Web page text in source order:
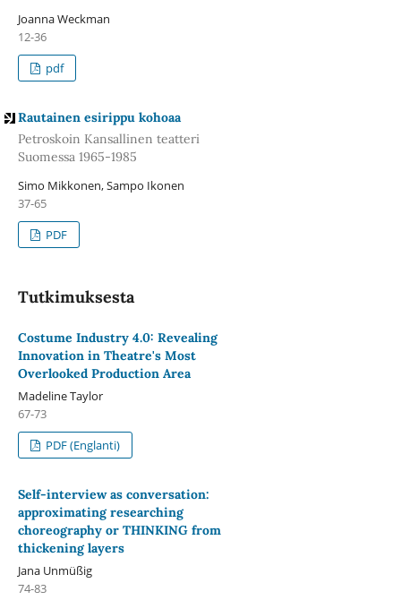
Joanna Weckman
12-36
pdf
Rautainen esirippu kohoaa
Petroskoin Kansallinen teatteri
Suomessa 1965-1985
Simo Mikkonen, Sampo Ikonen
37-65
PDF
Tutkimuksesta
Costume Industry 4.0: Revealing
Innovation in Theatre's Most
Overlooked Production Area
Madeline Taylor
67-73
PDF (Englanti)
Self-interview as conversation:
approximating researching
choreography or THINKING from
thickening layers
Jana Unmüßig
74-83